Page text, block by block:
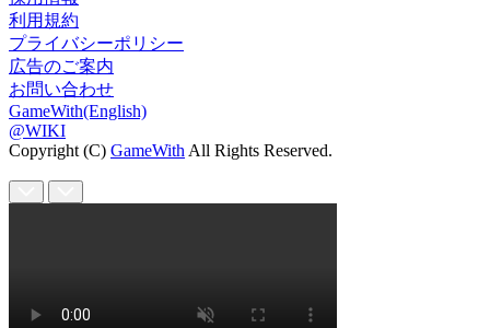
利用規約
プライバシーポリシー
広告のご案内
お問い合わせ
GameWith(English)
@WIKI
Copyright (C) GameWith All Rights Reserved.